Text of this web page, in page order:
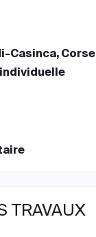
Casinca, Corse
TRAVAUX